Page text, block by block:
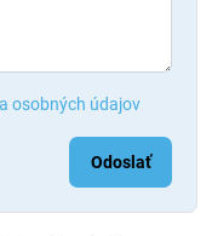
osobných údajov
Odoslať